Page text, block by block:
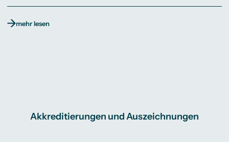
mehr lesen
Akkreditierungen und Auszeichnungen